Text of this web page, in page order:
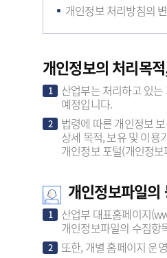
개인정보 처리방침의
개인정보의 처리목
1
산업부는 처리하고 있
예정입니다.
2
법령에 따른 개인정보
상세 목적, 보유 및 이용
개인정보 포털(개인정
개인정보파일의
1
산업부 대표홈페이지
개인정보파일의 수집항
2
또한, 개별 홈페이지 운